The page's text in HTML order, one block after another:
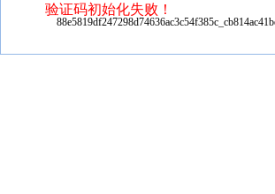
验证码初始化失败！